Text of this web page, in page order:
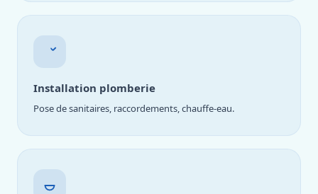
Installation plomberie
Pose de sanitaires, raccordements, chauffe-eau.